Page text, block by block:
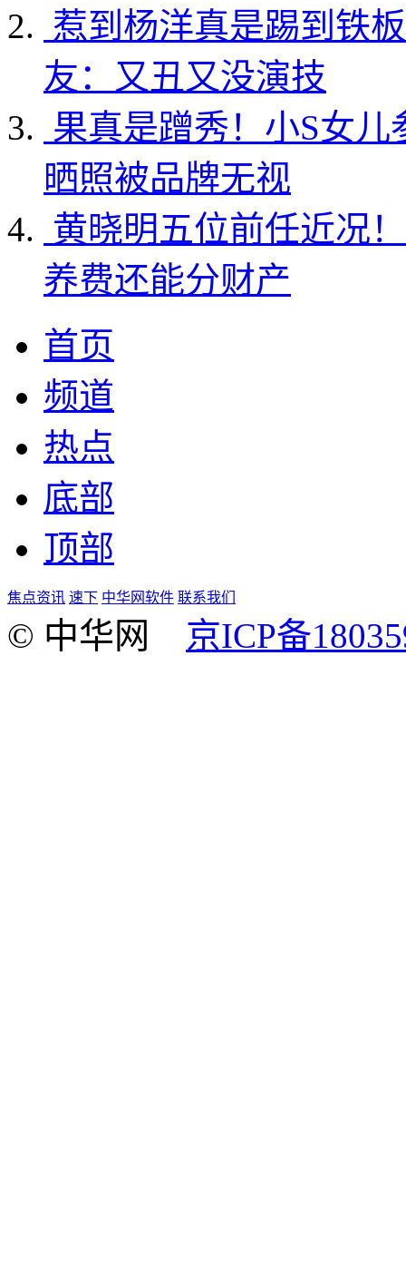
惹到杨洋真是踢到铁
友：又丑又没演技
果真是蹭秀！小S女
晒照被品牌无视
黄晓明五位前任近况
养费还能分财产
首页
频道
热点
底部
顶部
焦点资讯 速下 中华网软件 联系我们
© 中华网 京ICP备